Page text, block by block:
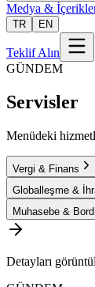
Medya &
TR EN
Teklif Alın
GÜNDEM
Servisler
Menüdeki
Vergi & Finans
Globalleşme &
Muhasebe &
Detayları